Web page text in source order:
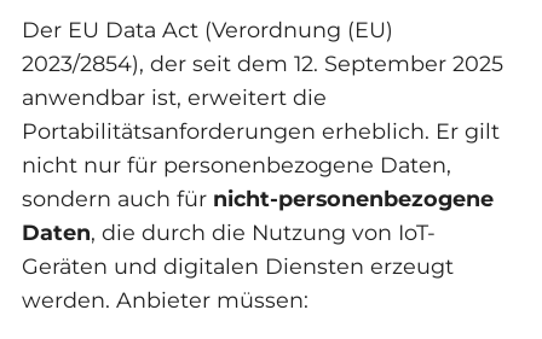
Der EU Data Act (Verordnung (EU)
2023/2854), der seit dem 12. September 2025
anwendbar ist, erweitert die
Portabilitätsanforderungen erheblich. Er gilt
nicht nur für personenbezogene Daten,
sondern auch für nicht-personenbezogene
Daten, die durch die Nutzung von IoT-
Geräten und digitalen Diensten erzeugt
werden. Anbieter müssen: